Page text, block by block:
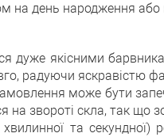
на день народження
дуже якісними
радуючи яскравістю
може бути
на звороті скла, так
хвилинної та